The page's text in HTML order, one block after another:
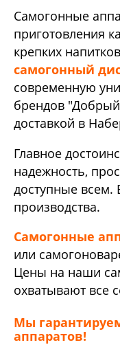
Самогонные
приготовления
крепких
самогонный
современную
брендов
доставкой в
Главное
надежность,
доступные всем.
производства.
Самогонные
или
Цены на наши
охватывают все
Мы
аппаратов!